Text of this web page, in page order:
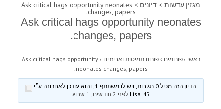
מגזין עדשות > דיונים > Ask critical hags opportunity neonates
changes, papers.
Ask critical hags opportunity neonates
changes, papers.
ראשי › פורומים › פורום תמיסות ואביזרים ›
Ask critical hags opportunity
neonates changes, papers.
הדיון הזה מכיל 0 תגובות, ויש לו משתתף 1, והוא עודכן לאחרונה ע״י
לפני 2 חודשים, 1 שבוע .